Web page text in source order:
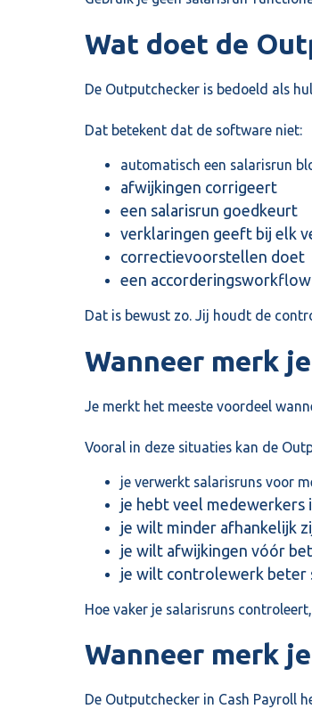
Wat doet de
De Outputchecker is bedoeld als
Dat betekent dat de software niet:
automatisch een salarisrun
afwijkingen corrigeert
een salarisrun goedkeurt
verklaringen geeft bij elk
correctievoorstellen doet
een
Dat is bewust zo. Jij houdt de
Wanneer merk
Je merkt het meeste voordeel
Vooral in deze situaties kan de
je verwerkt salarisruns voor
je hebt veel medewerkers
je wilt minder afhankelijk
je wilt afwijkingen vóór
je wilt controlewerk beter
Hoe vaker je salarisruns
Wanneer merk
De Outputchecker in Cash Payroll